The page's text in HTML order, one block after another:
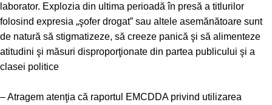
laborator. Explozia din ultima perioadă în presă a titlurilor
folosind expresia „şofer drogat” sau altele asemănătoare sunt
de natură să stigmatizeze, să creeze panică şi să alimenteze
atitudini şi măsuri disproporţionate din partea publicului şi a
clasei politice
– Atragem atenţia că raportul EMCDDAprivind utilizarea